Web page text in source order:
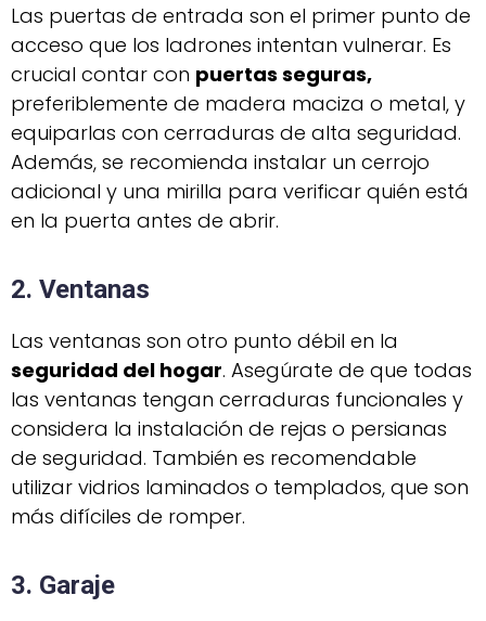
Las puertas de entrada son el primer punto de
acceso que los ladrones intentan vulnerar. Es
crucial contar con puertas seguras,
preferiblemente de madera maciza o metal, y
equiparlas con cerraduras de alta seguridad.
Además, se recomienda instalar un cerrojo
adicional y una mirilla para verificar quién está
en la puerta antes de abrir.
2. Ventanas
Las ventanas son otro punto débil en la
seguridad del hogar. Asegúrate de que todas
las ventanas tengan cerraduras funcionales y
considera la instalación de rejas o persianas
de seguridad. También es recomendable
utilizar vidrios laminados o templados, que son
más difíciles de romper.
3. Garaje